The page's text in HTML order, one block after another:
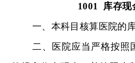
1001
库存现
一、本科目核算医院的
二、医院应当严格按照